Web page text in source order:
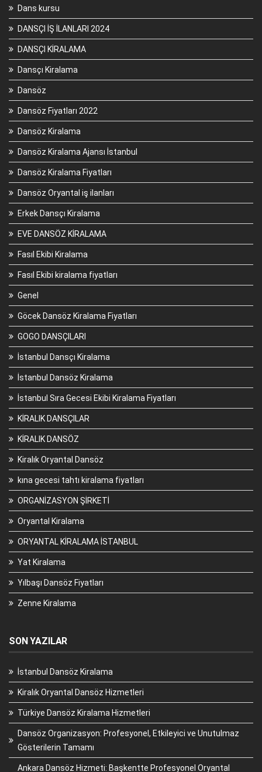
Dans kursu
DANSÇI İŞ İLANLARI 2024
DANSÇI KİRALAMA
Dansçı Kiralama
Dansöz
Dansöz Fiyatları 2022
Dansöz Kiralama
Dansöz Kiralama Ajansı İstanbul
Dansöz Kiralama Fiyatları
Dansöz Oryantal iş ilanları
Erkek Dansçı Kiralama
EVE DANSÖZ KİRALAMA
Fasıl Ekibi Kiralama
Fasıl Ekibi kiralama fiyatları
Genel
Göcek Dansöz Kiralama Fiyatları
GOGO DANSÇILARI
İstanbul Dansçı Kiralama
İstanbul Dansöz Kiralama
İstanbul Sıra Gecesi Ekibi Kiralama Fiyatları
KİRALIK DANSÇILAR
KİRALIK DANSÖZ
Kiralık Oryantal Dansöz
kına gecesi tahtı kiralama fiyatları
ORGANİZASYON ŞİRKETİ
Oryantal Kiralama
ORYANTAL KİRALAMA İSTANBUL
Yat Kiralama
Yılbaşı Dansöz Fiyatları
Zenne Kiralama
SON YAZILAR
İstanbul Dansöz Kiralama
Kiralık Oryantal Dansöz Hizmetleri
Türkiye Dansöz Kiralama Hizmetleri
Dansöz Organizasyon: Profesyonel, Etkileyici ve Unutulmaz
Gösterilerin Tamamı
Ankara Dansöz Hizmeti: Başkentte Profesyonel Oryantal